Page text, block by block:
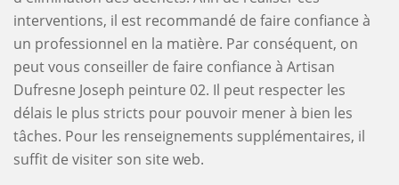
interventions, il est recommandé de faire confiance à
un professionnel en la matière. Par conséquent, on
peut vous conseiller de faire confiance à Artisan
Dufresne Joseph peinture 02. Il peut respecter les
délais le plus stricts pour pouvoir mener à bien les
tâches. Pour les renseignements supplémentaires, il
suffit de visiter son site web.